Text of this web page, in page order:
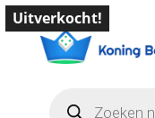
zoeken
Uitverkocht!